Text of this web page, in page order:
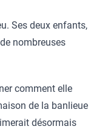
Ses deux enfants,
nombreuses
comment elle
de la banlieue
désormais